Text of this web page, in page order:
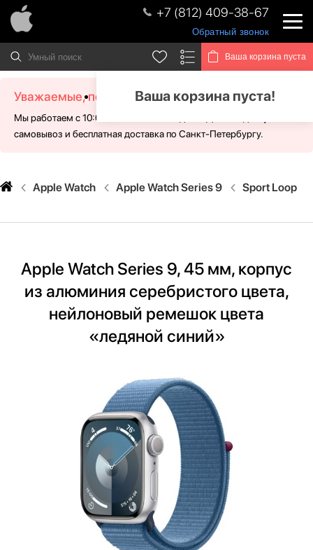
+7 (812) 409-38-67
Обратный звонок
Ваша корзина пуста
Ваша корзина пуста!
Уважаемые, посетители!
Мы работаем с 10:00 - 21:00 без выходных. Для Вас доступен
самовывоз и бесплатная доставка по Санкт-Петербургу.
Apple Watch Apple Watch Series 9 Sport Loop
Apple Watch Series 9, 45 мм, корпус
из алюминия серебристого цвета,
нейлоновый ремешок цвета
«ледяной синий»